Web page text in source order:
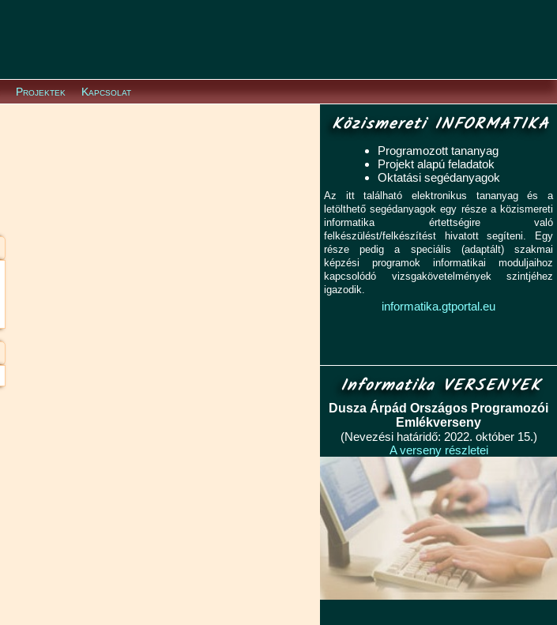
Projektek Kapcsolat
Közismereti INFORMATIKA
Programozott tananyag
Projekt alapú feladatok
Oktatási segédanyagok
Az itt található elektronikus tananyag és a
letölthető segédanyagok egy része a közismereti
informatika értettségire való
felkészülést/felkészítést hivatott segíteni. Egy
része pedig a speciális (adaptált) szakmai
képzési programok informatikai moduljaihoz
kapcsolódó vizsgakövetelmények szintjéhez
igazodik.
informatika.gtportal.eu
Informatika VERSENYEK
Dusza Árpád Országos Programozói
Emlékverseny
(Nevezési határidő: 2022. október 15.)
A verseny részletei